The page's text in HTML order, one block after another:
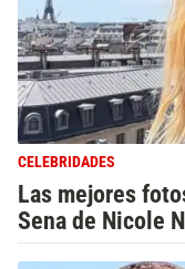
CELEBRIDADES
Las mejores
Sena de Nicole